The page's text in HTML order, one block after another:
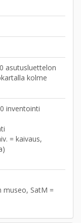
asutusluettelon
kolme
inventointi
= kaivaus,
museo, SatM =